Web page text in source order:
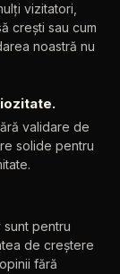
vizitatori,
crești sau cum
noastră nu
validare de
solide pentru
sunt pentru
de creștere
opinii fără